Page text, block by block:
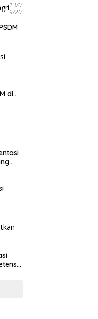
13/0
9/20
di